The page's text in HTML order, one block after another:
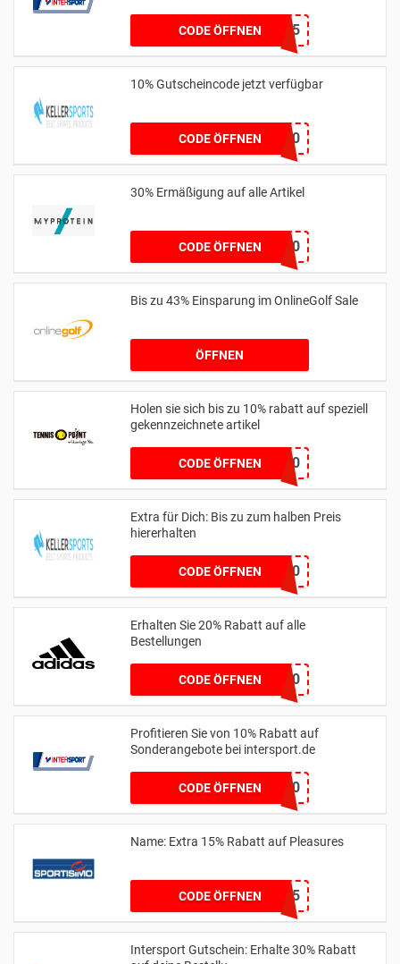
CODE ÖFFNENSAVE5
10% Gutscheincode jetzt verfügbar
CODE ÖFFNENEOSS10
30% Ermäßigung auf alle Artikel
CODE ÖFFNENEARLY30
Bis zu 43% Einsparung im OnlineGolf Sale
ÖFFNEN
Holen sie sich bis zu 10% rabatt auf speziell
gekennzeichnete artikel
CODE ÖFFNENSEASON10
Extra für Dich: Bis zu zum halben Preis
hiererhalten
CODE ÖFFNENWEEKEND50
Erhalten Sie 20% Rabatt auf alle
Bestellungen
CODE ÖFFNENADIDAS20
Profitieren Sie von 10% Rabatt auf
Sonderangebote bei intersport.de
CODE ÖFFNENSALE10
Name: Extra 15% Rabatt auf Pleasures
CODE ÖFFNENPLEASE15
Intersport Gutschein: Erhalte 30% Rabatt